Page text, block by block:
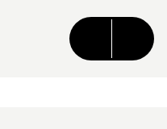
CONTENU